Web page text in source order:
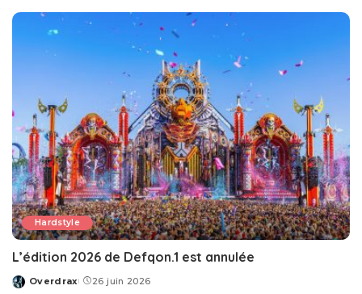
Hardstyle
L’édition 2026 de Defqon.1 est annulée
Posted
Overdrax 26 juin 2026